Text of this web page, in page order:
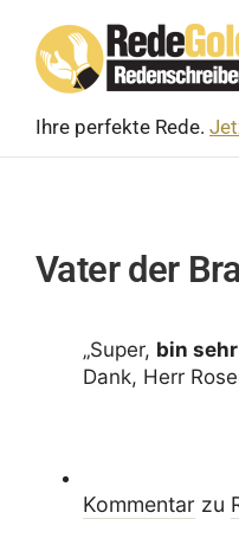
content
Ihre perfekte Rede.
Vater der
„Super, bin
Dank, Herr
Kommentarzu